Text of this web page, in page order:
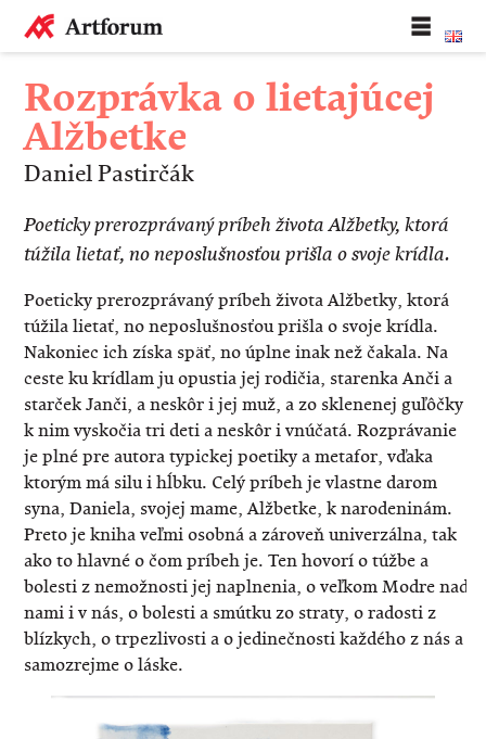
Rozprávka o lietajúcej
Alžbetke
Daniel Pastirčák
Poeticky prerozprávaný príbeh života Alžbetky, ktorá
túžila lietať, no neposlušnosťou prišla o svoje krídla.
Poeticky prerozprávaný príbeh života Alžbetky, ktorá
túžila lietať, no neposlušnosťou prišla o svoje krídla.
Nakoniec ich získa späť, no úplne inak než čakala. Na
ceste ku krídlam ju opustia jej rodičia, starenka Anči a
starček Janči, a neskôr i jej muž, a zo sklenenej guľôčky
k nim vyskočia tri deti a neskôr i vnúčatá. Rozprávanie
je plné pre autora typickej poetiky a metafor, vďaka
ktorým má silu i hĺbku. Celý príbeh je vlastne darom
syna, Daniela, svojej mame, Alžbetke, k narodeninám.
Preto je kniha veľmi osobná a zároveň univerzálna, tak
ako to hlavné o čom príbeh je. Ten hovorí o túžbe a
bolesti z nemožnosti jej naplnenia, o veľkom Modre nad
nami i v nás, o bolesti a smútku zo straty, o radosti z
blízkych, o trpezlivosti a o jedinečnosti každého z nás a
samozrejme o láske.